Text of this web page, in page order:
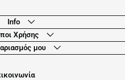
Info
Χρήσης
μου